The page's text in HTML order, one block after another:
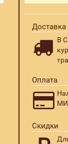
Доставка
В
Оплата
Скидки